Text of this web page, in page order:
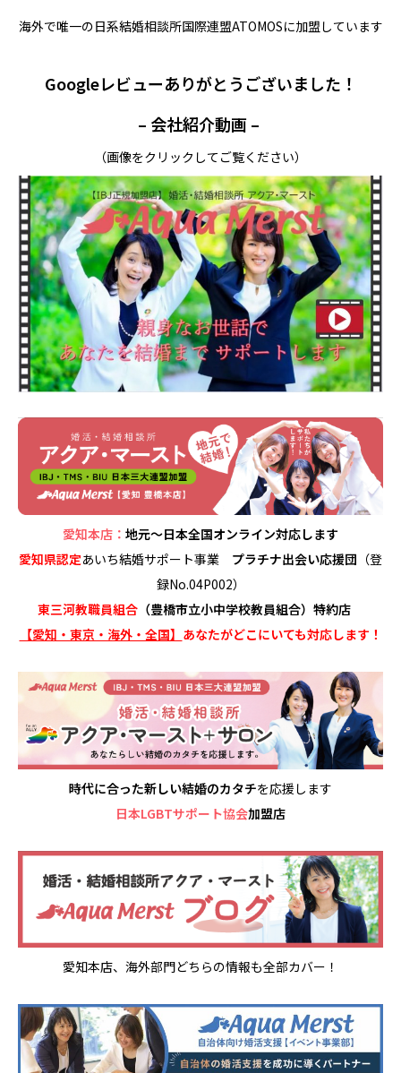
海外で唯一の日系結婚相談所国際連盟ATOMOSに加盟しています
Googleレビューありがとうございました！
– 会社紹介動画 –
（画像をクリックしてご覧ください）
愛知本店： 地元～日本全国オンライン対応します
愛知県認定あいち結婚サポート事業 プラチナ出会い応援団 （登
録No.04P002）
東三河教職員組合 （豊橋市立小中学校教員組合）特約店
【愛知・東京・海外・全国】 あなたがどこにいても対応します！
時代に合った新しい結婚のカタチを応援します
日本LGBTサポート協会加盟店
愛知本店、海外部門どちらの情報も全部カバー！